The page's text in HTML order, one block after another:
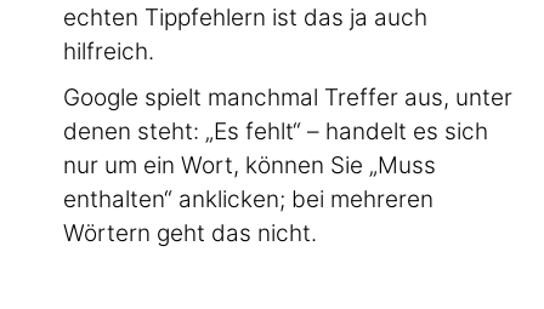
echten Tippfehlern ist das ja auch
hilfreich.
Google spielt manchmal Treffer aus, unter
denen steht: „Es fehlt“ – handelt es sich
nur um ein Wort, können Sie „Muss
enthalten“ anklicken; bei mehreren
Wörtern geht das nicht.